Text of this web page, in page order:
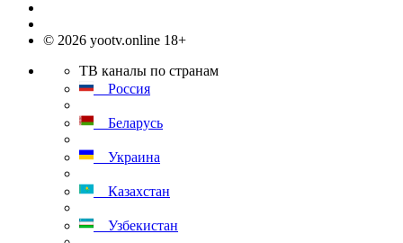
© 2026 yootv.online 18+
ТВ каналы по странам
Россия
Беларусь
Украина
Казахстан
Узбекистан